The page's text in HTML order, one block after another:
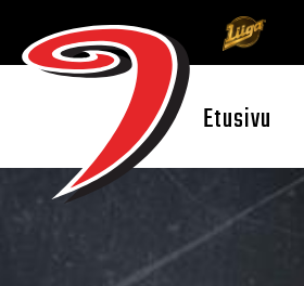
Etusivu